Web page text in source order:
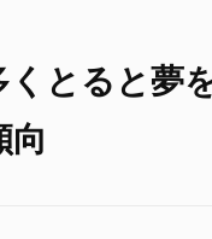
くとると
向